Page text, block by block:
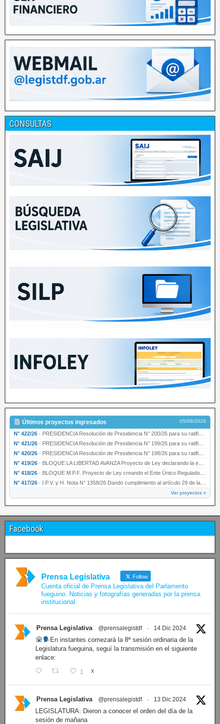
CONSULTAS
Últimos proyectos ingresados 05/08/2026
N° 422/26 · PRESIDENCIA Resolución de Presidencia N° 200/26 para su ratificación.
N° 421/26 · PRESIDENCIA Resolución de Presidencia N° 199/26 para su ratificación.
N° 420/26 · PRESIDENCIA Resolución de Presidencia N° 198/26 para su ratificación.
N° 419/26 · BLOQUE LA LIBERTAD AVANZA Proyecto de Ley declarando la esencialidad del servicio educativ…
N° 418/26 · BLOQUE M.P.F. Proyecto de Ley creando el Ente Único Regulador de servicios públicos de la …
N° 417/26 · I.P.V. y H. Nota N° 1358/26 Dando cumplimiento al artículo 29 de la Ley provincial N° 1399…
Ver proyectos »
Facebook
Prensa Legislativa Follow
Cuenta oficial de Prensa Legislativa del Parlamento
fueguino. Noticias y fotografías generadas por la prensa
institucional.
Prensa Legislativa @prensalegistdf · 14 Dic 2024
En instantes comezará la 8ª sesión ordinaria de la
Legislatura fueguina, seguí la transmisión en el siguiente
enlace:
1 X
Prensa Legislativa @prensalegistdf · 13 Dic 2024
LEGISLATURA: Dieron a conocer el orden del día de la
sesión de mañana